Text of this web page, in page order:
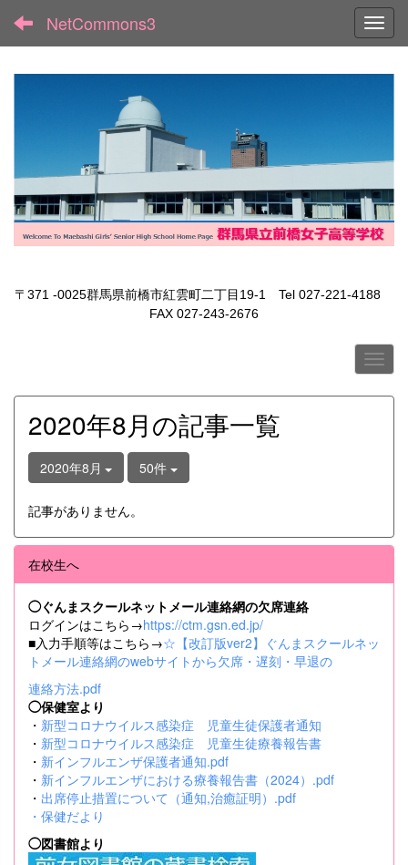
NetCommons3
〒371 -0025群馬県前橋市紅雲町二丁目19-1 Tel 027-221-4188
FAX 027-243-2676
2020年8月の記事一覧
2020年8月 50件
記事がありません。
在校生へ
◯ぐんまスクールネットメール連絡網の欠席連絡
ログインはこちら→https://ctm.gsn.ed.jp/
■入力手順等はこちら→☆【改訂版ver2】ぐんまスクールネッ
トメール連絡網のwebサイトから欠席・遅刻・早退の
連絡方法.pdf
◯保健室より
・ 新型コロナウイルス感染症 児童生徒保護者通知
・ 新型コロナウイルス感染症 児童生徒療養報告書
・ 新インフルエンザ保護者通知.pdf
・ 新インフルエンザにおける療養報告書（2024）.pdf
・ 出席停止措置について（通知,治癒証明）.pdf
・ 保健だより
◯図書館より